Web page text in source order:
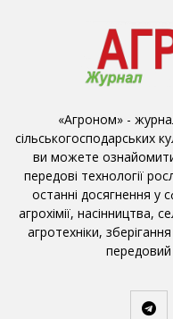
«Агроном» -
сільськогосподарських
ви можете
передові технології
останні досягнення у
агрохімії, насінництва,
агротехніки,
передовий